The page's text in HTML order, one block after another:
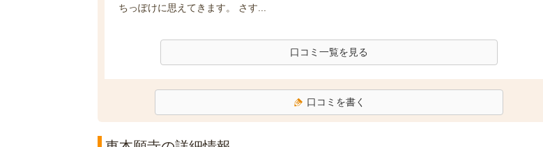
ちっぽけに思えてきます。 さす...
口コミ一覧を見る
口コミを書く